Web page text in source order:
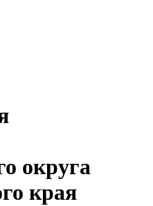
округа
края